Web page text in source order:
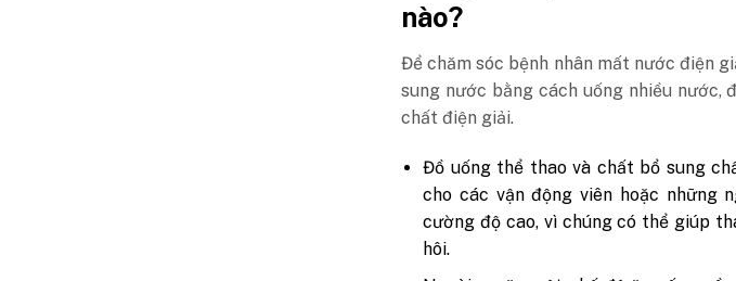
nào?
Để chăm sóc bệnh nhân mất nước điện
sung nước bằng cách uống nhiều
chất điện giải.
Đồ uống thể thao và chất bổ sung
cho các vận động viên hoặc những
cường độ cao, vì chúng có thể giúp
hôi.